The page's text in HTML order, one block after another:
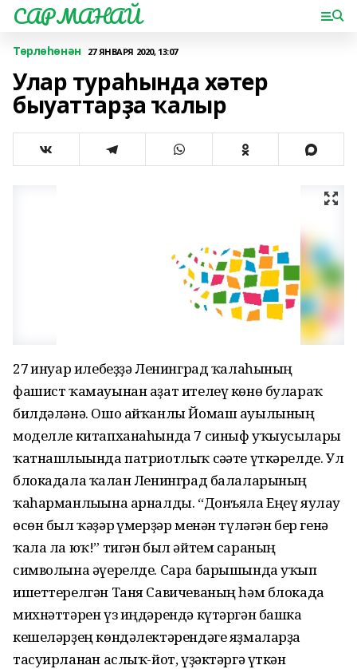
САРМАНАЙ
Төрлөһөнән 27 ЯНВАРЯ 2020, 13:07
Улар тураһында хәтер
быуаттарҙа ҡалыр
27 ғинуар илебеҙҙә Ленинград ҡалаһының
фашист ҡамауынан аҙат ителеү көнө булараҡ
билдәләнә. Ошо айҡанлы Йомаш ауылының
моделле китапханаһында 7 синыф уҡыусылары
ҡатнашлығында патриотлыҡ сәғәте үткәрелде. Ул
блокадала ҡалған Ленинград балаларының
ҡаһарманлығына арналды. “Донъяла Еңеү яулау
өсөн был ҡәҙәр ғүмерҙәр менән түләгән бер генә
ҡала ла юҡ!” тигән был әйтем сараның
символына әүерелде. Сара барышында уҡып
ишеттерелгән Таня Савичеваның һәм блокада
михнәттәрен үз иңдәрендә күтәргән башка
кешеләрҙең көндәлектәрендәге яҙмаларҙа
тасуирланған аслыҡ-йот, үҙәктәргә үткән